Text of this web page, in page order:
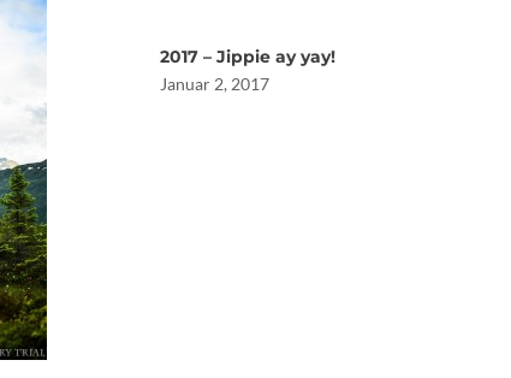
2017 – Jippie ay yay!
Januar 2, 2017